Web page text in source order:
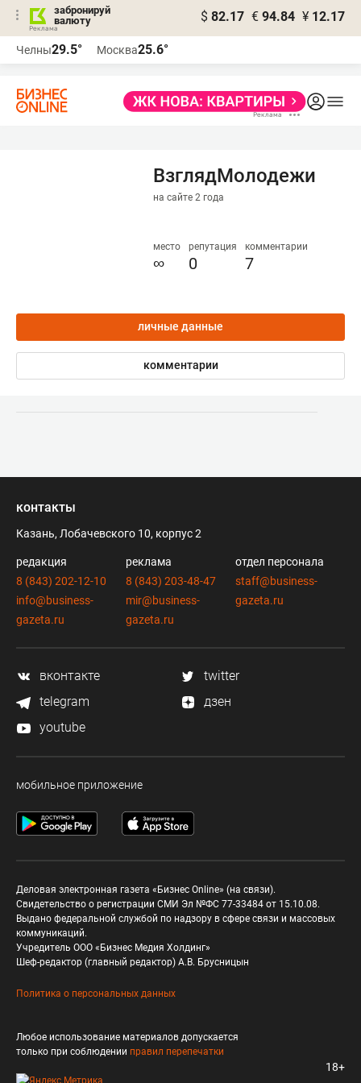
забронируй
валюту
$ 82.17 € 94.84 ¥ 12.17
Челны29.5° Москва25.6°
ВзглядМолодежи
на сайте 2 года
место
∞
репутация
0
комментарии
7
личные данные
комментарии
контакты
Казань, Лобачевского 10, корпус 2
редакция
8 (843) 202-12-10
info@business-
gazeta.ru
реклама
8 (843) 203-48-47
mir@business-
gazeta.ru
отдел персонала
staff@business-
gazeta.ru
вконтакте
twitter
telegram
дзен
youtube
мобильное приложение
Деловая электронная газета «Бизнес Online» (на связи).
Свидетельство о регистрации СМИ Эл №ФС 77-33484 от 15.10.08.
Выдано федеральной службой по надзору в сфере связи и массовых
коммуникаций.
Учредитель ООО «Бизнес Медия Холдинг»
Шеф-редактор (главный редактор) А.В. Брусницын
Политика о персональных данных
Любое использование материалов допускается
только при соблюдении правил перепечатки
18+